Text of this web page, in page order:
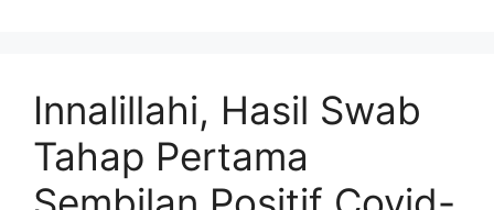
Innalillahi, Hasil Swab
Tahap Pertama